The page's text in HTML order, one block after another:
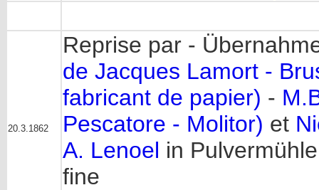
20.3.1862
Reprise par -
de Jacques Lamort -
fabricant de papier) -
Pescatore - Molitor) et
A. Lenoel in
fine